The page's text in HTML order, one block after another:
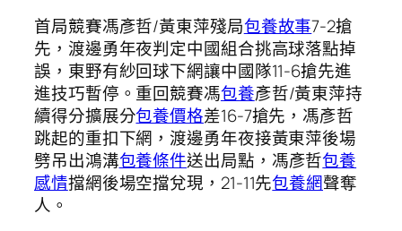
首局競賽馮彥哲/黃東萍殘局包養故事7-2搶
先，渡邊勇年夜判定中國組合挑高球落點掉
誤，東野有紗回球下網讓中國隊11-6搶先進
進技巧暫停。重回競賽馮包養彥哲/黃東萍持
續得分擴展分包養價格差16-7搶先，馮彥哲
跳起的重扣下網，渡邊勇年夜接黃東萍後場
劈吊出鴻溝包養條件送出局點，馮彥哲包養
感情擋網後場空擋兌現，21-11先包養網聲奪
人。